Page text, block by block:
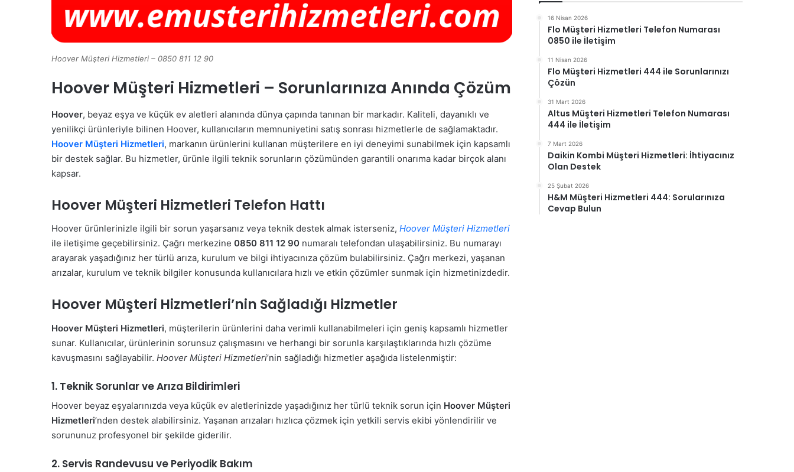
Hoover Müşteri Hizmetleri – 0850 811 12 90
Hoover Müşteri Hizmetleri – Sorunlarınıza Anında Çözüm
Hoover, beyaz eşya ve küçük ev aletleri alanında dünya çapında tanınan bir markadır. Kaliteli, dayanıklı ve
yenilikçi ürünleriyle bilinen Hoover, kullanıcıların memnuniyetini satış sonrası hizmetlerle de sağlamaktadır.
Hoover Müşteri Hizmetleri, markanın ürünlerini kullanan müşterilere en iyi deneyimi sunabilmek için kapsamlı
bir destek sağlar. Bu hizmetler, ürünle ilgili teknik sorunların çözümünden garantili onarıma kadar birçok alanı
kapsar.
Hoover Müşteri Hizmetleri Telefon Hattı
Hoover ürünlerinizle ilgili bir sorun yaşarsanız veya teknik destek almak isterseniz, Hoover Müşteri Hizmetleri
ile iletişime geçebilirsiniz. Çağrı merkezine 0850 811 12 90 numaralı telefondan ulaşabilirsiniz. Bu numarayı
arayarak yaşadığınız her türlü arıza, kurulum ve bilgi ihtiyacınıza çözüm bulabilirsiniz. Çağrı merkezi, yaşanan
arızalar, kurulum ve teknik bilgiler konusunda kullanıcılara hızlı ve etkin çözümler sunmak için hizmetinizdedir.
Hoover Müşteri Hizmetleri’nin Sağladığı Hizmetler
Hoover Müşteri Hizmetleri, müşterilerin ürünlerini daha verimli kullanabilmeleri için geniş kapsamlı hizmetler
sunar. Kullanıcılar, ürünlerinin sorunsuz çalışmasını ve herhangi bir sorunla karşılaştıklarında hızlı çözüme
kavuşmasını sağlayabilir. Hoover Müşteri Hizmetleri’nin sağladığı hizmetler aşağıda listelenmiştir:
1. Teknik Sorunlar ve Arıza Bildirimleri
Hoover beyaz eşyalarınızda veya küçük ev aletlerinizde yaşadığınız her türlü teknik sorun için Hoover Müşteri
Hizmetleri’nden destek alabilirsiniz. Yaşanan arızaları hızlıca çözmek için yetkili servis ekibi yönlendirilir ve
sorununuz profesyonel bir şekilde giderilir.
2. Servis Randevusu ve Periyodik Bakım
16 Nisan 2026
Flo Müşteri Hizmetleri Telefon Numarası
0850 ile İletişim
11 Nisan 2026
Flo Müşteri Hizmetleri 444 ile Sorunlarınızı
Çözün
31 Mart 2026
Altus Müşteri Hizmetleri Telefon Numarası
444 ile İletişim
7 Mart 2026
Daikin Kombi Müşteri Hizmetleri: İhtiyacınız
Olan Destek
25 Şubat 2026
H&M Müşteri Hizmetleri 444: Sorularınıza
Cevap Bulun